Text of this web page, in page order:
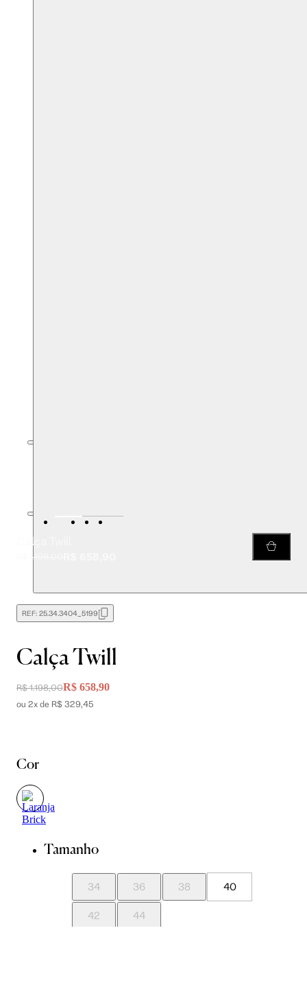
Calça Twill
R$ 1.198,00
REF: 25.34.3404_5199
Calça Twill
R$ 1.198,00R$ 658,90
ou 2x de R$ 329,45
Cor
Tamanho
34 36 38 40
42 44